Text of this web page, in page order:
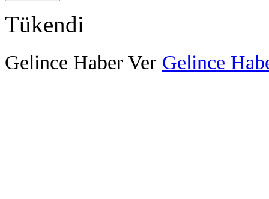
Tükendi
Gelince Haber Ver Gelince